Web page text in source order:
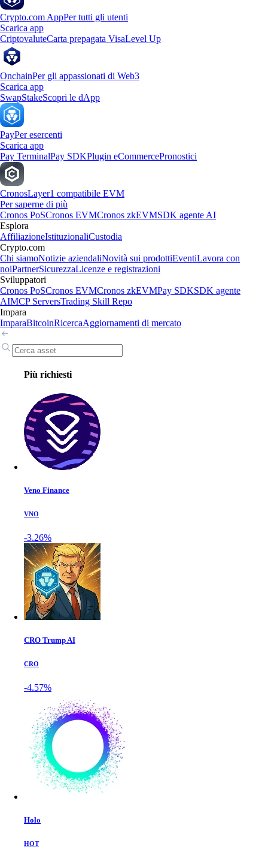
Crypto.com AppPer tutti gli utenti
Scarica app
CriptovaluteCarta prepagata VisaLevel Up
OnchainPer gli appassionati di Web3
Scarica app
SwapStakeScopri le dApp
PayPer esercenti
Scarica app
Pay TerminalPay SDKPlugin eCommercePronostici
CronosLayer1 compatibile EVM
Per saperne di più
Cronos PoSCronos EVMCronos zkEVMSDK agente AI
Esplora
AffiliazioneIstituzionaliCustodia
Crypto.com
Chi siamoNotizie aziendaliNovità sui prodottiEventiLavora con
noiPartnerSicurezzaLicenze e registrazioni
Sviluppatori
Cronos PoSCronos EVMCronos zkEVMPay SDKSDK agente
AIMCP ServersTrading Skill Repo
Impara
ImparaBitcoinRicercaAggiornamenti di mercato
Più richiesti
Veno Finance
VNO
-3.26%
CRO Trump AI
CRO
-4.57%
Holo
HOT